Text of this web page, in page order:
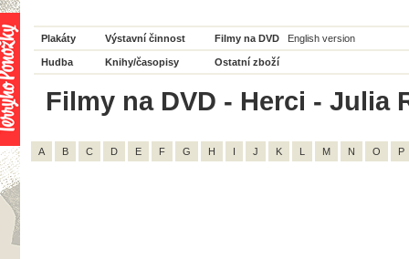
Plakáty Výstavní činnost Filmy na DVD English version
Hudba Knihy/časopisy Ostatní zboží
Filmy na DVD - Herci - Julia
A B C D E F G H I J K L M N O P